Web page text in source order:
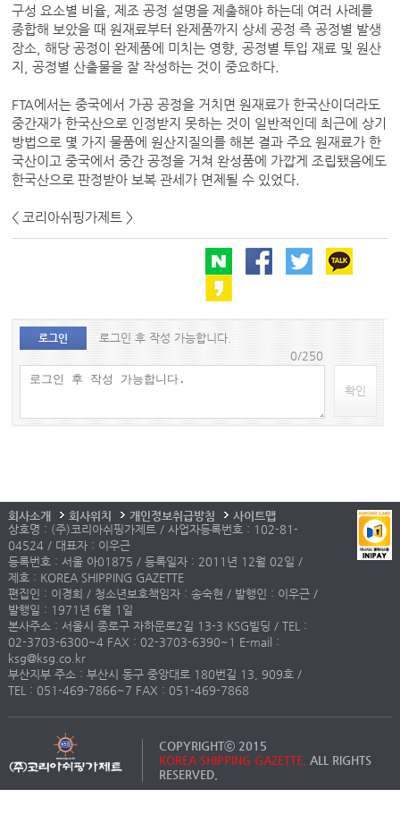
구성 요소별 비율, 제조 공정 설명을 제출해야 하는데 여러 사례를
종합해 보았을 때 원재료부터 완제품까지 상세 공정 즉 공정별 발생
장소, 해당 공정이 완제품에 미치는 영향, 공정별 투입 재료 및 원산
지, 공정별 산출물을 잘 작성하는 것이 중요하다.
FTA에서는 중국에서 가공 공정을 거치면 원재료가 한국산이더라도
중간재가 한국산으로 인정받지 못하는 것이 일반적인데 최근에 상기
방법으로 몇 가지 물품에 원산지질의를 해본 결과 주요 원재료가 한
국산이고 중국에서 중간 공정을 거쳐 완성품에 가깝게 조립됐음에도
한국산으로 판정받아 보복 관세가 면제될 수 있었다.
< 코리아쉬핑가제트 >
로그인
로그인 후 작성 가능합니다.
0/250
확인
회사소개 회사위치 개인정보취급방침
사이트맵
상호명 : (주)코리아쉬핑가제트 / 사업자등록번호 : 102-81-
04524 / 대표자 : 이우근
등록번호 : 서울 아01875 / 등록일자 : 2011년 12월 02일 /
제호 : KOREA SHIPPING GAZETTE
편집인 : 이경희 / 청소년보호책임자 : 송숙현 / 발행인 : 이우근 /
발행일 : 1971년 6월 1일
본사주소 : 서울시 종로구 자하문로2길 13-3 KSG빌딩 / TEL :
02-3703-6300~4 FAX : 02-3703-6390~1 E-mail :
ksg@ksg.co.kr
부산지부 주소 : 부산시 동구 중앙대로 180번길 13, 909호 /
TEL : 051-469-7866~7 FAX : 051-469-7868
COPYRIGHTⓒ 2015
KOREA SHIPPING GAZETTE. ALL RIGHTS
RESERVED.